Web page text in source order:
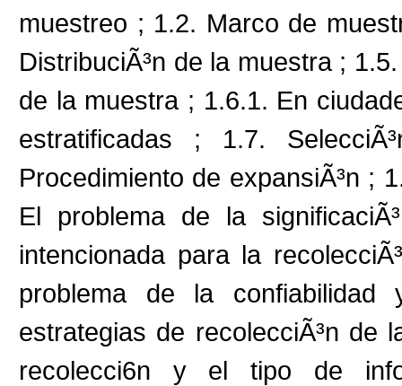
muestreo ; 1.2. Marco de
DistribuciÃ³n de la muestra ;
de la muestra ; 1.6.1. En
estratificadas ; 1.7.
Procedimiento de expansiÃ³n ;
El problema de la
intencionada para la
problema de la
estrategias de recolecciÃ³n de
recolecci6n y el tipo de